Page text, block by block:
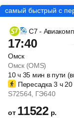
С7 -
17:40
Омск
Омск (OMS)
10ч35 мин в пути
Пересадка 3 ч20
S72564, ГЭ640
от 11522 р.